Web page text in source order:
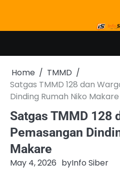
content
Home
TMMD
Satgas TMMD 128 dan
Dinding Rumah Niko Makare
Satgas TMMD 128
Pemasangan
Makare
May 4, 2026 byInfo Siber